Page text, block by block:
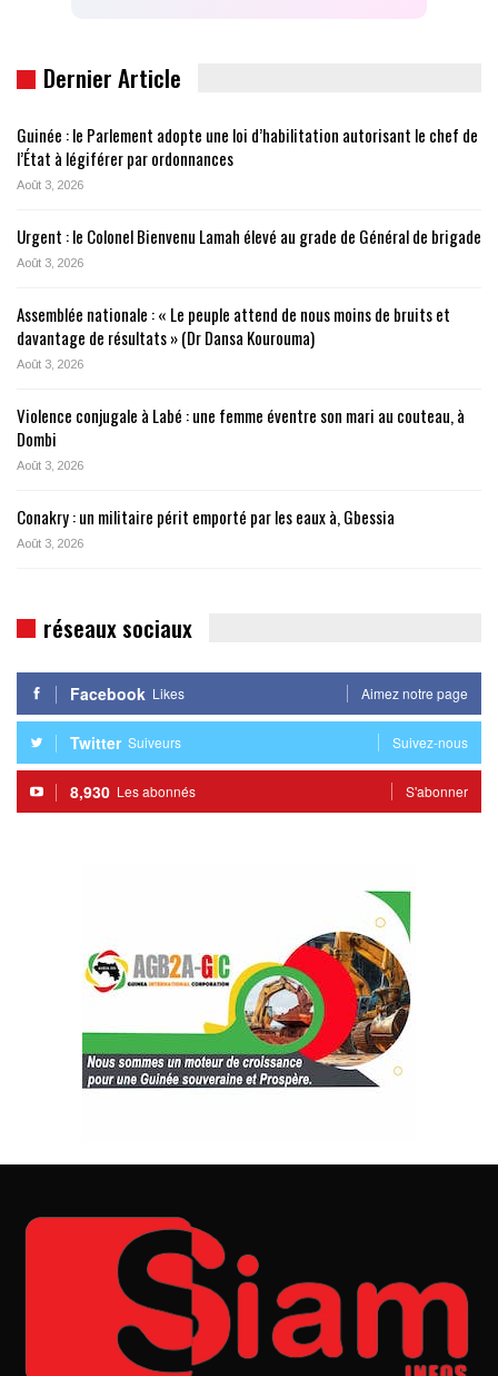
Dernier Article
Guinée : le Parlement adopte une loi d’habilitation autorisant le chef de
l’État à légiférer par ordonnances
Août 3, 2026
Urgent : le Colonel Bienvenu Lamah élevé au grade de Général de brigade
Août 3, 2026
Assemblée nationale : « Le peuple attend de nous moins de bruits et
davantage de résultats » (Dr Dansa Kourouma)
Août 3, 2026
Violence conjugale à Labé : une femme éventre son mari au couteau, à
Dombi
Août 3, 2026
Conakry : un militaire périt emporté par les eaux à, Gbessia
Août 3, 2026
réseaux sociaux
Facebook Likes Aimez notre page
Twitter Suiveurs Suivez-nous
8,930 Les abonnés S'abonner